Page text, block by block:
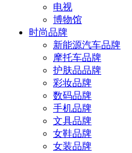
电视
博物馆
时尚品牌
新能源汽车品牌
摩托车品牌
护肤品品牌
彩妆品牌
数码品牌
手机品牌
文具品牌
女鞋品牌
女装品牌